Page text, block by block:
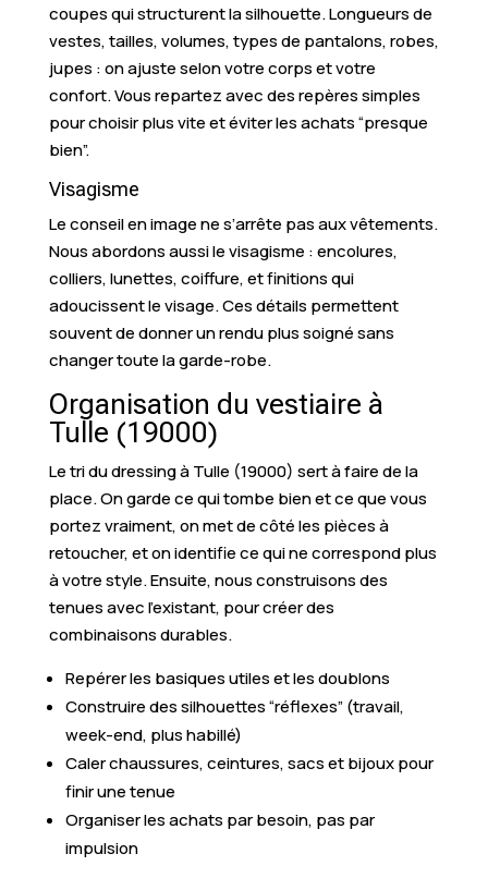
coupes qui structurent la silhouette. Longueurs de
vestes, tailles, volumes, types de pantalons, robes,
jupes : on ajuste selon votre corps et votre
confort. Vous repartez avec des repères simples
pour choisir plus vite et éviter les achats “presque
bien”.
Visagisme
Le conseil en image ne s’arrête pas aux vêtements.
Nous abordons aussi le visagisme : encolures,
colliers, lunettes, coiffure, et finitions qui
adoucissent le visage. Ces détails permettent
souvent de donner un rendu plus soigné sans
changer toute la garde-robe.
Organisation du vestiaire à
Tulle (19000)
Le tri du dressing à Tulle (19000) sert à faire de la
place. On garde ce qui tombe bien et ce que vous
portez vraiment, on met de côté les pièces à
retoucher, et on identifie ce qui ne correspond plus
à votre style. Ensuite, nous construisons des
tenues avec l’existant, pour créer des
combinaisons durables.
Repérer les basiques utiles et les doublons
Construire des silhouettes “réflexes” (travail,
week-end, plus habillé)
Caler chaussures, ceintures, sacs et bijoux pour
finir une tenue
Organiser les achats par besoin, pas par
impulsion